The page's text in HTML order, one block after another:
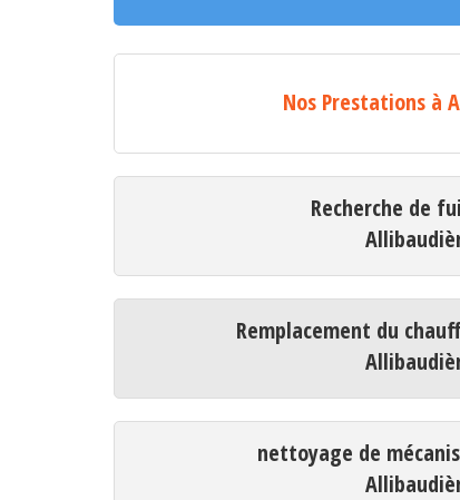
Nos Prestations à
Recherche de
Remplacement du
nettoyage de